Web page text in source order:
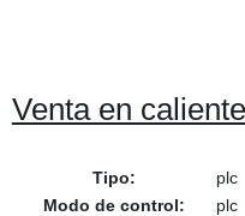
Venta en
Tipo:
plc
Modo de control:
plc